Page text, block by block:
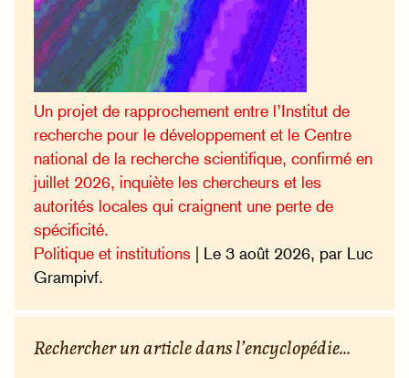
Un projet de rapprochement entre l’Institut de
recherche pour le développement et le Centre
national de la recherche scientifique, confirmé en
juillet 2026, inquiète les chercheurs et les
autorités locales qui craignent une perte de
spécificité.
Politique et institutions | Le 3 août 2026, par Luc
Grampivf.
Rechercher un article dans l’encyclopédie...